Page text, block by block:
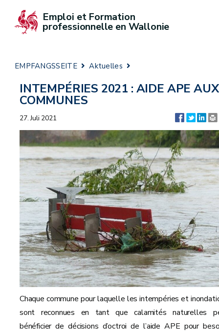
Emploi et Formation
professionnelle en Wallonie
EMPFANGSSEITE Aktuelles
INTEMPÉRIES 2021 : AIDE APE AUX
COMMUNES
27. Juli 2021
Chaque commune pour laquelle les intempéries et
sont reconnues en tant que calamités naturelles
bénéficier de décisions d’octroi de l’aide APE pour